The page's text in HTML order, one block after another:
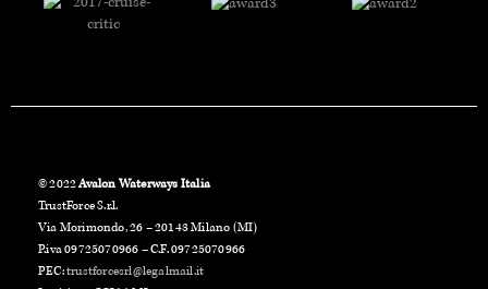
© 2022Avalon Waterways Italia
TrustForce S.r.l.
Via Morimondo, 26 – 20143 Milano (MI)
P.iva 09725070966 – C.F. 09725070966
PEC:trustforcesrl@legalmail.it